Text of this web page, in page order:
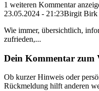
1 weiteren Kommentar
23.05.2024 - 21:23Birgit Birk
Wie immer, übersichtlich,
zufrieden,...
Dein Kommentar zum
Ob kurzer Hinweis oder
Rückmeldung hilft anderen